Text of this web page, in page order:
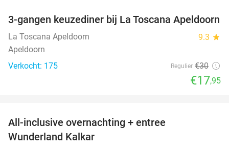
40%
3-gangen keuzediner bij La Toscana Apeldoorn
La Toscana Apeldoorn 9.3 star
Apeldoorn
Verkocht: 175
Regulier €30
€17,95
All-inclusive overnachting + entree
Wunderland Kalkar